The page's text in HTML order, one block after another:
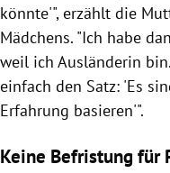
könnte'", erzählt die
Mädchens. "Ich habe
weil ich Ausländerin
einfach den Satz: 'Es
Erfahrung basieren'".
Keine Befristung für